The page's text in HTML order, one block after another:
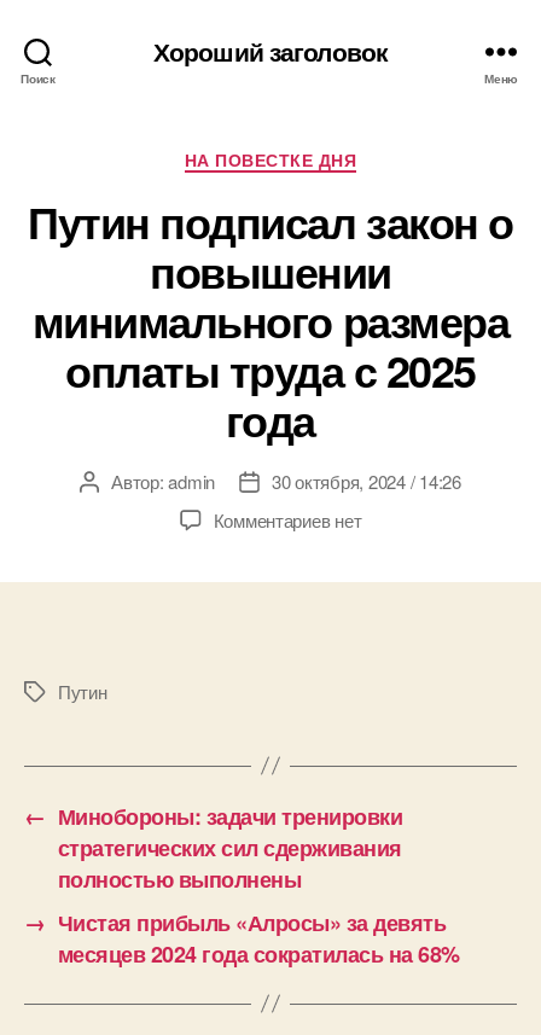
Поиск
Хороший заголовок
Меню
Рубрики
НА ПОВЕСТКЕ ДНЯ
Путин подписал закон о
повышении
минимального размера
оплаты труда с 2025
года
АвторАвтор:admin
Дата30 октября, 2024 / 14:26
Комментариевк
с
2025
года
нет
МеткиПутин
← Минобороны: задачи тренировки
стратегических сил сдерживания
полностью выполнены
→ Чистая прибыль «Алросы» за девять
месяцев 2024 года сократилась на 68%